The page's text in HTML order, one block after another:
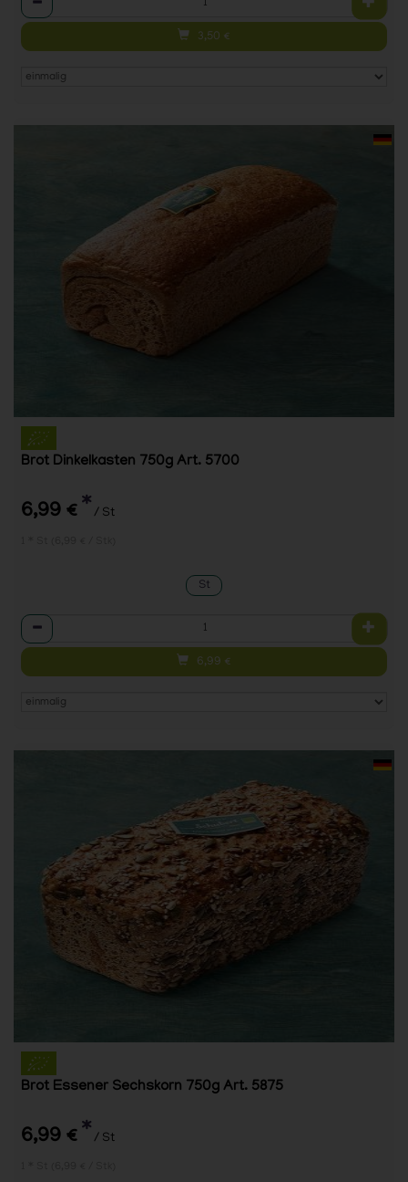
3,50 €
Brot Dinkelkasten 750g Art. 5700
6,99 € * / St
St
Anzahl
6,99 €
Brot Essener Sechskorn 750g Art. 5875
6,99 € * / St